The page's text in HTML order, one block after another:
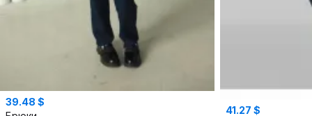
39.48 $
41.27 $